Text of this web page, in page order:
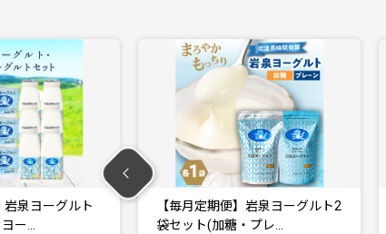
泉ヨーグルト2
プレ…
【毎月定期便】岩泉ヨーグルト
加糖(1kg×2袋)…